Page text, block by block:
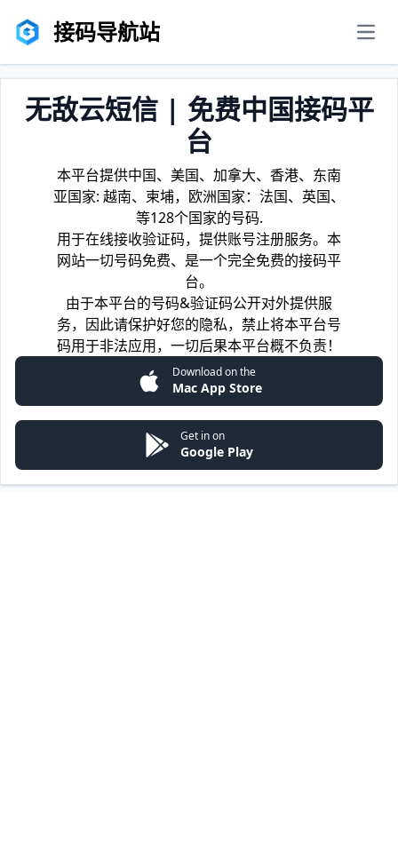
接码导航站
无敌云短信 | 免费中国接码平
台
本平台提供中国、美国、加拿大、香港、东南
亚国家: 越南、柬埔，欧洲国家：法国、英国、
等128个国家的号码.
用于在线接收验证码，提供账号注册服务。本
网站一切号码免费、是一个完全免费的接码平
台。
由于本平台的号码&验证码公开对外提供服
务，因此请保护好您的隐私，禁止将本平台号
码用于非法应用，一切后果本平台概不负责！
Download on the
Mac App Store
Get in on
Google Play